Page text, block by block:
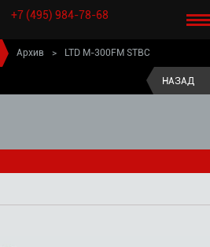
+7 (495) 984-78-68
Архив >
>
LTD M-300FM STBC
НАЗАД